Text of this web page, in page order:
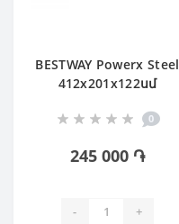
BESTWAY Powerx Steel
412х201х122սմ
0
245 000 ֏
- +